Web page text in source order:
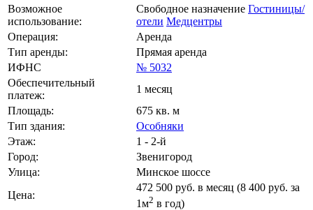
Возможное
использование:
Свободное назначение Гостиницы/
отели Медцентры
Операция:
Аренда
Тип аренды:
Прямая аренда
ИФНС
№ 5032
Обеспечительный
платеж:
1 месяц
Площадь:
675 кв. м
Тип здания:
Особняки
Этаж:
1 - 2-й
Город:
Звенигород
Улица:
Минское шоссе
Цена:
472 500 руб. в месяц (8 400 руб. за
1м2 в год)